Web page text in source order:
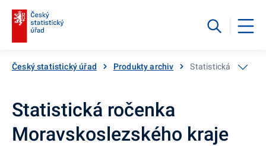
Český statistický úřad Produkty archiv Statistická ročenka
Statistická ročenka
Moravskoslezského kraje